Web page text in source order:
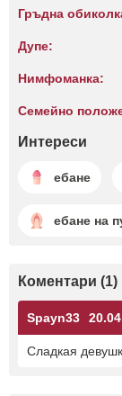
Гръдна
Дупе:
Нимфоманка:
Семейно
Интереси
ебане
ебане на
Коментари (1)
Spayn33
Сладкая